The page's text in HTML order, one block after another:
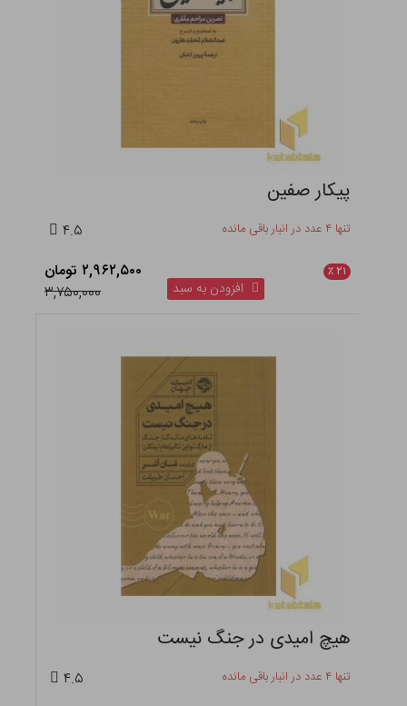
پیکار صفین
تنها ۴ عدد در انبار باقی مانده ۴.۵
۲۱ ٪
۲,۹۶۲,۵۰۰ تومان
۳,۷۵۰,۰۰۰
افزودن به سبد
هیچ امیدی در جنگ نیست
تنها ۴ عدد در انبار باقی مانده ۴.۵